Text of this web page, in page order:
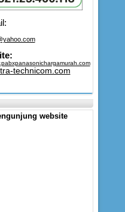
technicom.com
website